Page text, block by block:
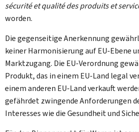
sécurité et qualité des produits et
worden.
Die gegenseitige Anerkennung
keiner Harmonisierung auf EU-Ebene
Marktzugang. Die EU-Verordnung
Produkt, das in einem EU-Land legal
einem anderen EU-Land verkauft
gefährdet zwingende Anforderungen
Interesses wie die Gesundheit und